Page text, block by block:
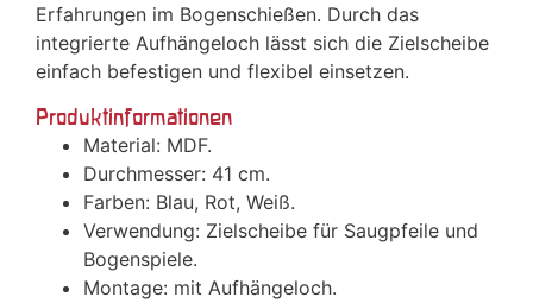
Erfahrungen im Bogenschießen. Durch das
integrierte Aufhängeloch lässt sich die Zielscheibe
einfach befestigen und flexibel einsetzen.
Produktinformationen
Material: MDF.
Durchmesser: 41 cm.
Farben: Blau, Rot, Weiß.
Verwendung: Zielscheibe für Saugpfeile und
Bogenspiele.
Montage: mit Aufhängeloch.